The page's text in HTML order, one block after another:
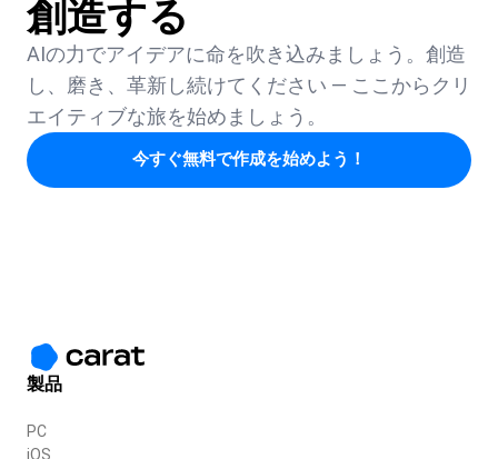
創造する
AIの力でアイデアに命を吹き込みましょう。創造
し、磨き、革新し続けてください — ここからクリ
エイティブな旅を始めましょう。
今すぐ無料で作成を始めよう！
製品
PC
iOS